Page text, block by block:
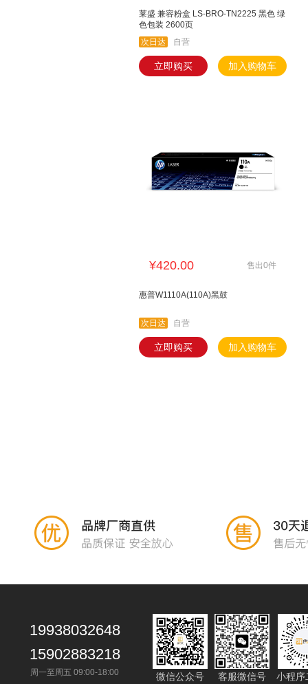
莱盛 兼容粉盒 LS-BRO-TN2225 黑色 绿
色包装 2600页
次日达
自营
立即购买 加入购物车
¥420.00 售出0件
惠普W1110A(110A)黑鼓
次日达 自营
立即购买 加入购物车
19938032648
15902883218
周一至周五 09:00-18:00 微信公众号 客服微信号 小程序